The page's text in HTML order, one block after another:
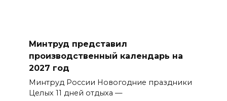
Минтруд представил
производственный календарь на
2027 год
Минтруд России Новогодние праздники
Целых 11 дней отдыха —